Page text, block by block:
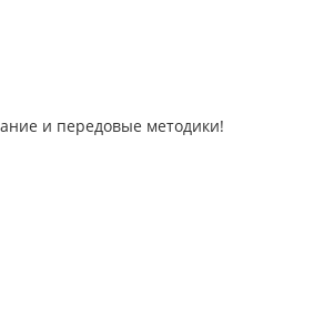
и передовые методики!